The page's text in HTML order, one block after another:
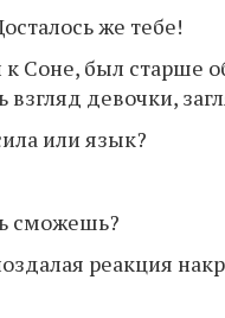
же тебе!
Соне, был старше
девочки,
или язык?
сможешь?
реакция